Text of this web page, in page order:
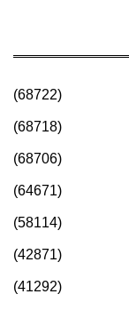
(68722)
(68718)
(68706)
(64671)
(58114)
(42871)
(41292)